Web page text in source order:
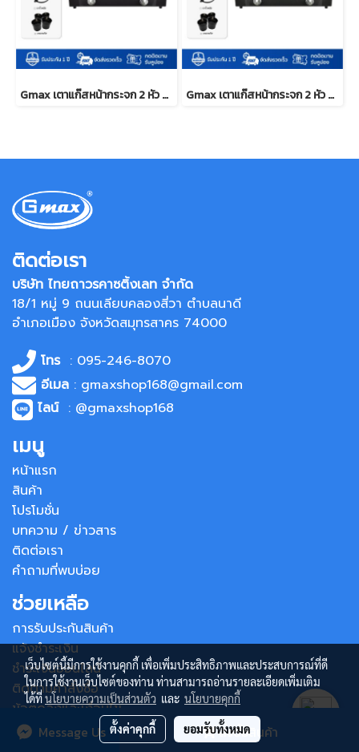
สั่งซื้อสินค้า
Message Us
Gmax เตาแก๊สหน้ากระจก 2 หัว หัวทองเหลือง ไฟแรง รุ่น GL-702BR Gmax เตาแก๊สหน้ากระจก 2 หัว หัวเตาผสม รุ่น GL-702BI
ติดต่อเรา
บริษัท ไทยถาวรคาซติ้งเลท จำกัด
18/1 หมู่ 9 ถนนเลียบคลองสี่วา ตำบลนาดี
อำเภอเมือง จังหวัดสมุทรสาคร 74000
โทร : 095-246-8070
อีเมล : gmaxshop168@gmail.com
ไลน์: @gmaxshop168
เมนู
หน้าแรก
สินค้า
โปรโมชั่น
บทความ / ข่าวสาร
ติดต่อเรา
คำถามที่พบบ่อย
ช่วยเหลือ
การรับประกันสินค้า
แจ้งชำระเงิน
ชำระเงินออนไลน์
ติดตามคำสั่งซื้อ
ข้อตกลงและเงื่อนไข
เว็บไซต์นี้มีการใช้งานคุกกี้ เพื่อเพิ่มประสิทธิภาพและประสบการณ์ที่ดี
ในการใช้งานเว็บไซต์ของท่าน ท่านสามารถอ่านรายละเอียดเพิ่มเติม
ได้ที่นโยบายความเป็นส่วนตัว และ นโยบายคุกกี้
ตั้งค่าคุกกี้ ยอมรับทั้งหมด